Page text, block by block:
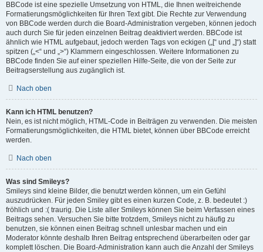
BBCode ist eine spezielle Umsetzung von HTML, die Ihnen weitreichende
Formatierungsmöglichkeiten für Ihren Text gibt. Die Rechte zur Verwendung
von BBCode werden durch die Board-Administration vergeben, können jedoch
auch durch Sie für jeden einzelnen Beitrag deaktiviert werden. BBCode ist
ähnlich wie HTML aufgebaut, jedoch werden Tags von eckigen („[“ und „]“) statt
spitzen („<“ und „>“) Klammern eingeschlossen. Weitere Informationen zu
BBCode finden Sie auf einer speziellen Hilfe-Seite, die von der Seite zur
Beitragserstellung aus zugänglich ist.
Nach oben
Kann ich HTML benutzen?
Nein, es ist nicht möglich, HTML-Code in Beiträgen zu verwenden. Die meisten
Formatierungsmöglichkeiten, die HTML bietet, können über BBCode erreicht
werden.
Nach oben
Was sind Smileys?
Smileys sind kleine Bilder, die benutzt werden können, um ein Gefühl
auszudrücken. Für jeden Smiley gibt es einen kurzen Code, z. B. bedeutet :)
fröhlich und :( traurig. Die Liste aller Smileys können Sie beim Verfassen eines
Beitrags sehen. Versuchen Sie bitte trotzdem, Smileys nicht zu häufig zu
benutzen, sie können einen Beitrag schnell unlesbar machen und ein
Moderator könnte deshalb Ihren Beitrag entsprechend überarbeiten oder gar
komplett löschen. Die Board-Administration kann auch die Anzahl der Smileys